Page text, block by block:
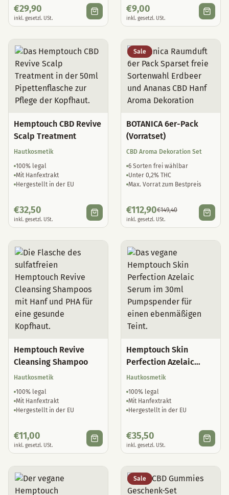
€29,90
inkl. gesetzl. USt.
€9,00
inkl. gesetzl. USt.
Hemptouch CBD Revive
Scalp Treatment
Hautkosmetik
100% legal
Mit Hanfextrakt
Hergestellt in der EU
€32,50
inkl. gesetzl. USt.
Sale
BOTANICA 6er-Pack
(Vorratset)
CBD Aroma Dekoration Set
6 Sorten frei wählbar
Unter 0,2% THC
Max. Vorrat zum Bestpreis
€112,90€149,40
inkl. gesetzl. USt.
Hemptouch Revive
Cleansing Shampoo
Hautkosmetik
100% legal
Mit Hanfextrakt
Hergestellt in der EU
€11,00
inkl. gesetzl. USt.
Hemptouch Skin
Perfection Azelaic
Serum
Hautkosmetik
100% legal
Mit Hanfextrakt
Hergestellt in der EU
€35,50
inkl. gesetzl. USt.
Sale